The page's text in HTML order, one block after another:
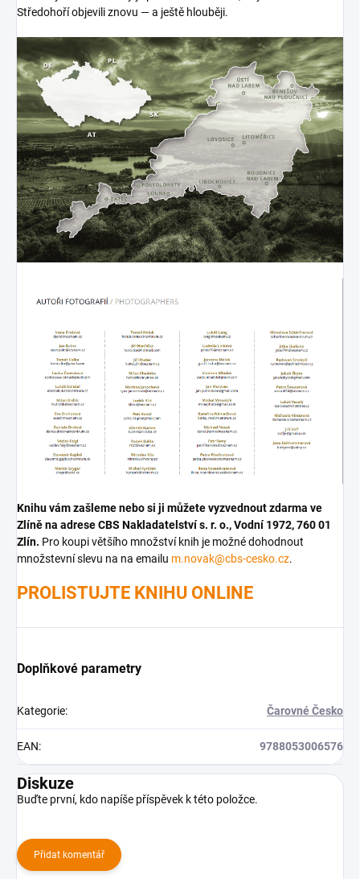
Středohoří objevili znovu — a ještě hlouběji.
Knihu vám zašleme nebo si ji můžete vyzvednout zdarma ve
Zlíně na adrese CBS Nakladatelství s. r. o., Vodní 1972, 760 01
Zlín. Pro koupi většího množství knih je možné dohodnout
množstevní slevu na na emailu m.novak@cbs-cesko.cz.
PROLISTUJTE KNIHU ONLINE
Doplňkové parametry
Kategorie: Čarovné Česko
EAN: 9788053006576
Diskuze
Buďte první, kdo napíše příspěvek k této položce.
Přidat komentář